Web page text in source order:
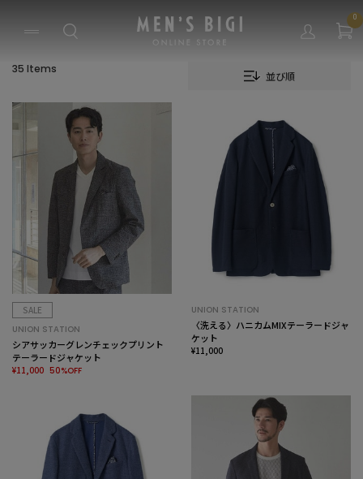
0
35 Items 並び順
SALE
UNION STATION
シアサッカーグレンチェックプリント
テーラードジャケット
¥11,000 50%OFF
UNION STATION
〈洗える〉ハニカムMIXテーラードジャ
ケット
¥11,000